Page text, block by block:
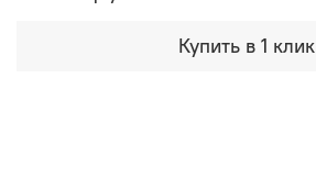
Купить в 1 клик